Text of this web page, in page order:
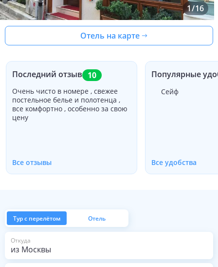
1/16
Отель на карте
Последний отзыв 10
Очень чисто в номере , свежее
постельное белье и полотенца ,
все комфортно , особенно за свою
цену
Все отзывы
Популярные
Сейф
Все удобства
Тур с перелётом Отель
Откуда
из Москвы